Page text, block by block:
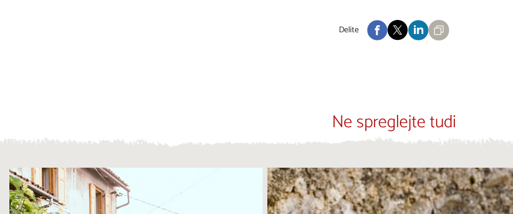
Delite
Ne spreglejte tudi